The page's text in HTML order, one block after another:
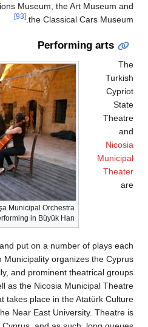
museums: the Communications
Members of the Lefkoşa
headquartered in Nicosia and put
year. The Nicosia Turkish
Theatre Festival annually, and
from Turkey as well as the
participate in the festival that takes
and Congress Centre of the Near